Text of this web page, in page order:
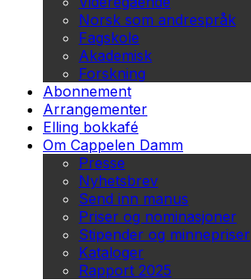
Norsk som andrespråk
Fagskole
Akademisk
Forskning
Abonnement
Arrangementer
Elling bokkafé
Om Cappelen Damm
Presse
Nyhetsbrev
Send inn manus
Priser og nominasjoner
Stipender og minnepriser
Kataloger
Rapport 2025